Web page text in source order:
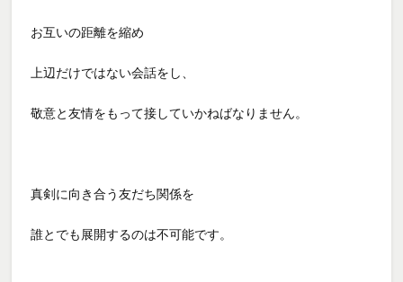
お互いの距離を縮め
上辺だけではない会話をし、
敬意と友情をもって接していかねばなりません。
真剣に向き合う友だち関係を
誰とでも展開するのは不可能です。